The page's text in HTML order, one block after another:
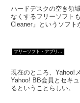
ハードデスクの空き領
なくするフリーソフト
Cleaner」というソフト
フリーソフト・アプリ・Webサービス
現在のところ、Yahoo!
Yahoo! BB会員とセキ
るということらしい。